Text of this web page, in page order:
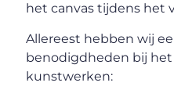
het canvas tijdens het
Allereest hebben wij
benodigdheden bij
kunstwerken: